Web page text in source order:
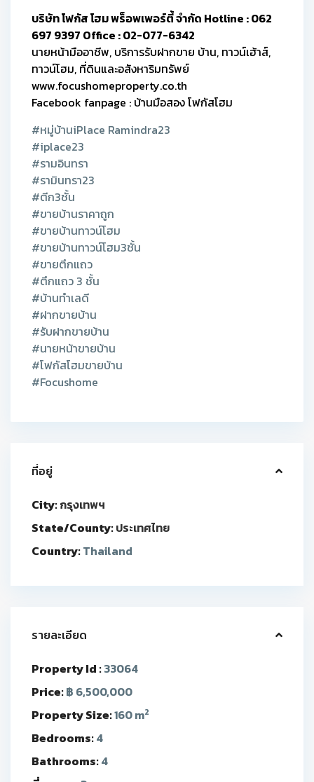
บริษัท โฟกัส โฮม พร็อพเพอร์ตี้ จำกัด Hotline : 062
697 9397 Office : 02-077-6342
นายหน้ามืออาชีพ, บริการรับฝากขาย บ้าน, ทาวน์เฮ้าส์,
ทาวน์โฮม, ที่ดินและอสังหาริมทรัพย์
www.focushomeproperty.co.th
Facebook fanpage : บ้านมือสอง โฟกัสโฮม
#หมู่บ้านiPlace Ramindra23
#iplace23
#รามอินทรา
#รามินทรา23
#ตีก3ชั้น
#ขายบ้านราคาถูก
#ขายบ้านทาวน์โฮม
#ขายบ้านทาวน์โฮม3ชั้น
#ขายตึกแถว
#ตึกแถว 3 ชั้น
#บ้านทำเลดี
#ฝากขายบ้าน
#รับฝากขายบ้าน
#นายหน้าขายบ้าน
#โฟกัสโฮมขายบ้าน
#Focushome
ที่อยู่
City:กรุงเทพฯ
State/County:ประเทศไทย
Country:Thailand
รายละเอียด
Property Id :33064
Price:฿ 6,500,000
Property Size:160 m2
Bedrooms:4
Bathrooms:4